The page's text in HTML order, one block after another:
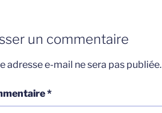
un commentaire
adresse e-mail ne sera pas publiée.
*